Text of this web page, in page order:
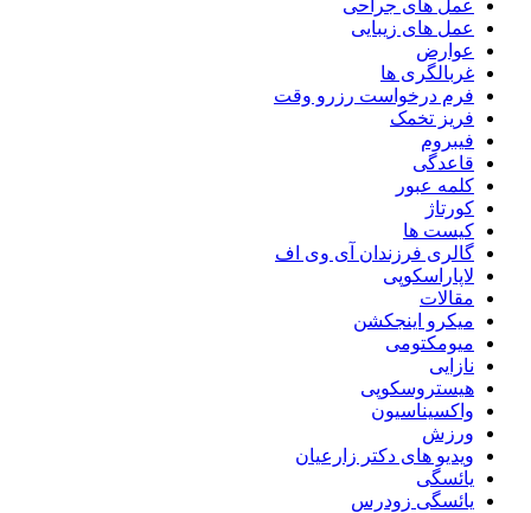
عمل های جراحی
عمل های زیبایی
عوارض
غربالگری ها
فرم درخواست رزرو وقت
فریز تخمک
فیبروم
قاعدگی
کلمه عبور
کورتاژ
کیست ها
گالری فرزندان آی وی اف
لاپاراسکوپی
مقالات
میکرو اینجکشن
میومکتومی
نازایی
هیستروسکوپی
واکسیناسیون
ورزش
ویدیو های دکتر زارعیان
یائسگی
یائسگی زودرس